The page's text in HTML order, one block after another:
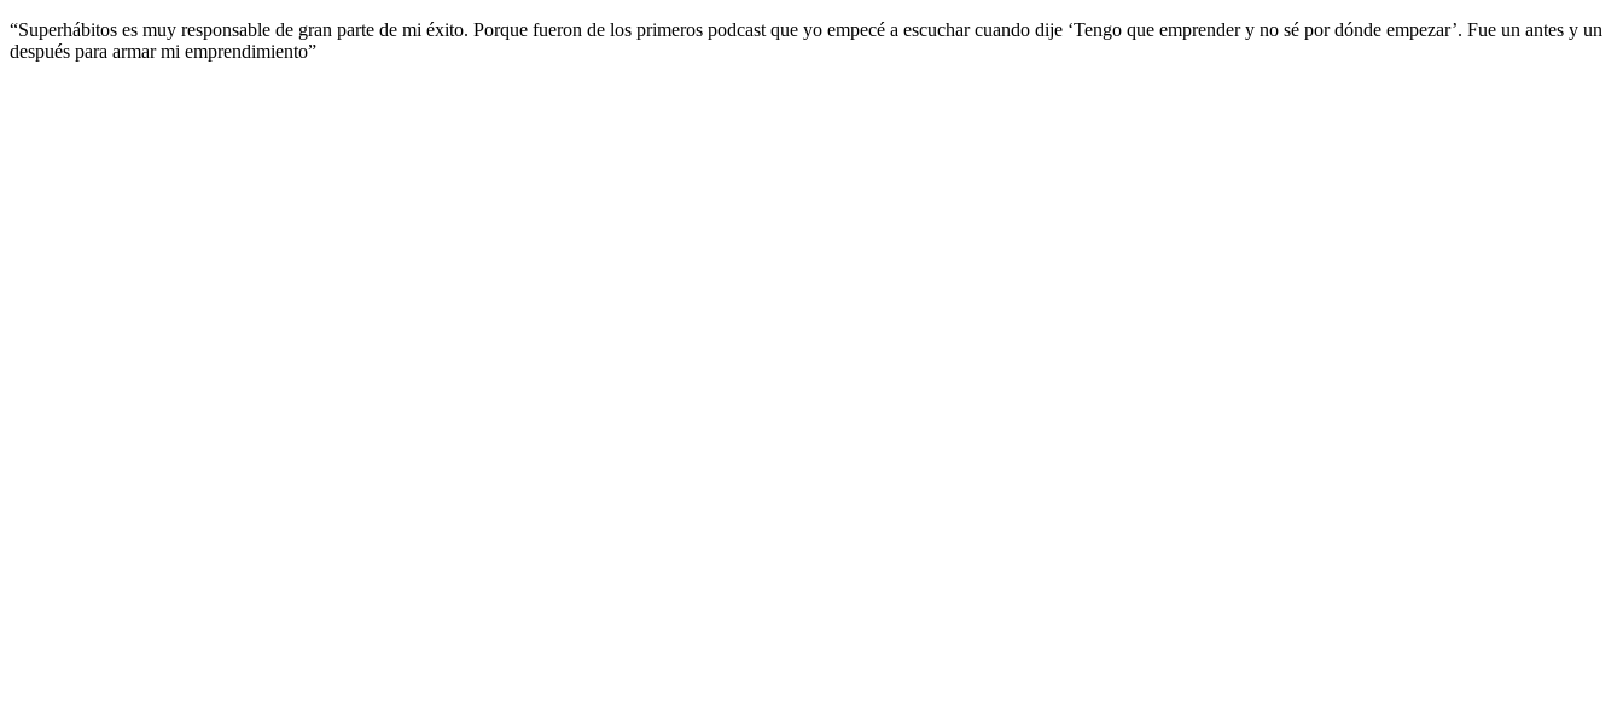
“Superhábitos es muy responsable de gran parte de mi éxito. Porque fueron de los primeros podcast que yo empecé a escuchar cuando dije ‘Tengo que emprender y no sé por dónde empezar’. Fue un antes y un
después para armar mi emprendimiento”